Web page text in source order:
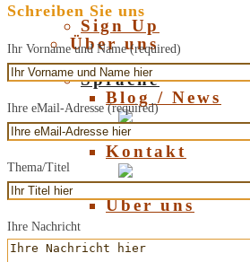
Über uns
Blog / News
Kontakt
Über uns
Sign Up
Sprache
Deutsch
English
Schreiben Sie uns
Ihr Vorname und Name (required)
Ihre eMail-Adresse (required)
Thema/Titel
Ihre Nachricht